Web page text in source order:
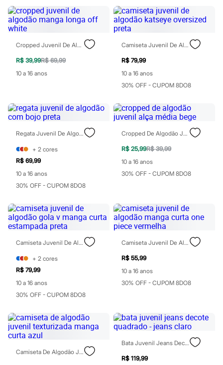
1 a 5 anos
4 a 12 anos
10 a 16 anos
Roupas menino
0 a 24 meses
1 a 5 anos
4 a 12 anos
10 a 16 anos
Acessórios
Chapéus
Calçados
Botas
Chinelos
Pantufas
Rasteirinhas
Sandálias
Tênis
Diversão
Marcas
Fifteen
Miss Fifteen
Palomino
Moda íntima
Calcinhas
Cuecas
Meias
Pijamas
Moda praia
Biquínis e Maiôs
Blusas de proteção
Personagens
Bluey
Disney
Hello Kitty
Minecraft
Cropped Juvenil De Algodão Manga Longa Off White
R$ 39,99R$ 69,99
10 a 16 anos
Camiseta Juvenil De Algodão Katseye Oversized Preta
R$ 79,99
10 a 16 anos
30% OFF - CUPOM 8DO8
Regata Juvenil De Algodão Com Bojo Preta
+ 2 cores
R$ 69,99
10 a 16 anos
30% OFF - CUPOM 8DO8
Cropped De Algodão Juvenil Alça Média Bege
R$ 25,99R$ 39,99
10 a 16 anos
30% OFF - CUPOM 8DO8
Camiseta Juvenil De Algodão Gola V Manga Curta Estampada Preta
+ 2 cores
R$ 79,99
10 a 16 anos
30% OFF - CUPOM 8DO8
Camiseta Juvenil De Algodão Manga Curta One Piece Vermelha
R$ 55,99
10 a 16 anos
30% OFF - CUPOM 8DO8
Camiseta De Algodão Juvenil Texturizada Manga Curta Azul
Bata Juvenil Jeans Decote Quadrado - Jeans Claro
R$ 119,99